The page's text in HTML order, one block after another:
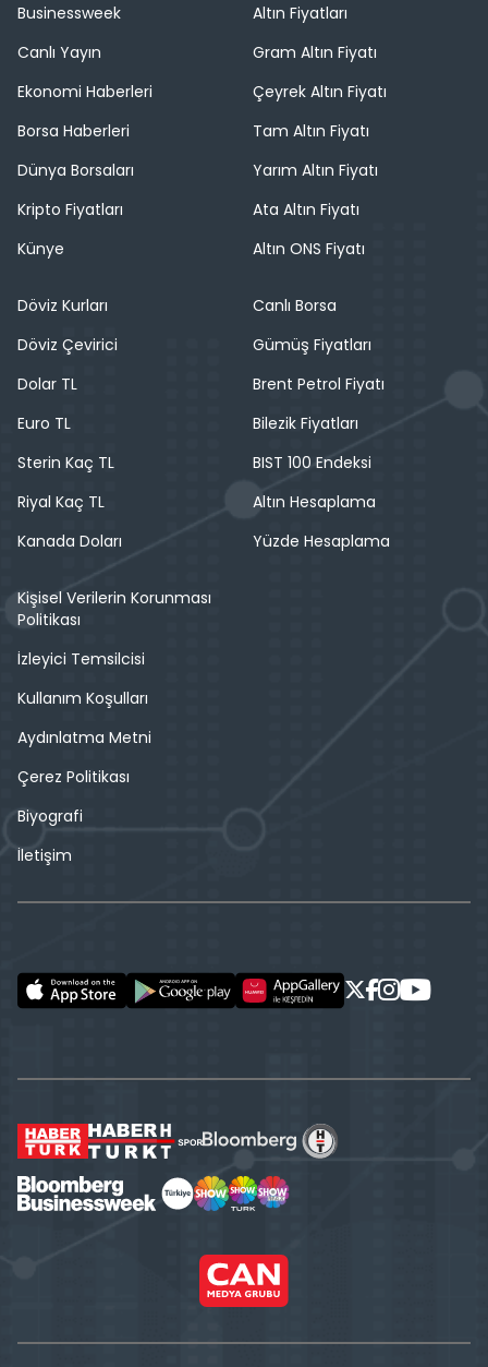
Businessweek
Canlı Yayın
Ekonomi Haberleri
Borsa Haberleri
Dünya Borsaları
Kripto Fiyatları
Künye
Altın Fiyatları
Gram Altın Fiyatı
Çeyrek Altın Fiyatı
Tam Altın Fiyatı
Yarım Altın Fiyatı
Ata Altın Fiyatı
Altın ONS Fiyatı
Döviz Kurları
Döviz Çevirici
Dolar TL
Euro TL
Sterin Kaç TL
Riyal Kaç TL
Kanada Doları
Canlı Borsa
Gümüş Fiyatları
Brent Petrol Fiyatı
Bilezik Fiyatları
BIST 100 Endeksi
Altın Hesaplama
Yüzde Hesaplama
Kişisel Verilerin Korunması
Politikası
İzleyici Temsilcisi
Kullanım Koşulları
Aydınlatma Metni
Çerez Politikası
Biyografi
İletişim